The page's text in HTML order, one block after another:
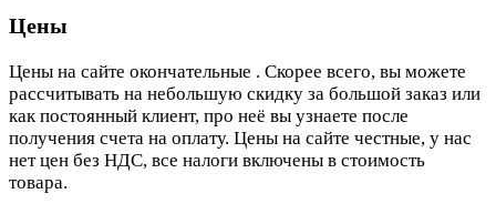
Цены
Цены на сайте окончательные . Скорее всего, вы можете
рассчитывать на небольшую скидку за большой заказ или
как постоянный клиент, про неё вы узнаете после
получения счета на оплату. Цены на сайте честные, у нас
нет цен без НДС, все налоги включены в стоимость
товара.